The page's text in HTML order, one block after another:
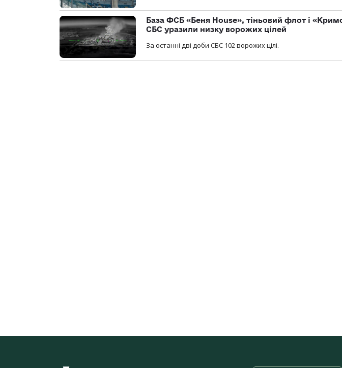
База ФСБ «Беня House», тіньовий флот і
СБС уразили низку ворожих цілей
За останні дві доби СБС 102 ворожих цілі.